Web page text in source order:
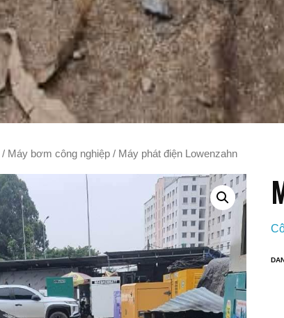
/ Máy bơm công nghiệp / Máy phát điện Lowenzahn